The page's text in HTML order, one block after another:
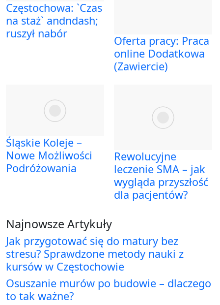
Częstochowa: `Czas
na staż` andndash;
ruszył nabór
Oferta pracy: Praca
online Dodatkowa
(Zawiercie)
Śląskie Koleje –
Nowe Możliwości
Podróżowania
Rewolucyjne
leczenie SMA – jak
wygląda przyszłość
dla pacjentów?
Najnowsze Artykuły
Jak przygotować się do matury bez
stresu? Sprawdzone metody nauki z
kursów w Częstochowie
Osuszanie murów po budowie – dlaczego
to tak ważne?